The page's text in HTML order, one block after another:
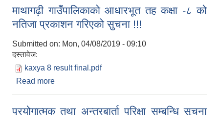
माथागढ़ी गाउँपालिकाको आधारभूत तह कक्षा -८ को
नतिजा प्रकाशन गरिएको सुचना !!!
Submitted on: Mon, 04/08/2019 - 09:10
दस्तावेज:
kaxya 8 result final.pdf
Read more
प्रयोगात्मक तथा अन्तरबार्ता परिक्षा सम्बन्धि सूचना